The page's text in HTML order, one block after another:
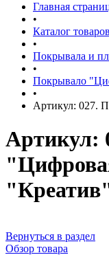
Главная
•
Каталог товаров
•
Покрывала и
•
Покрывало
•
Артикул: 027.
Артикул:
Вернуться в раздел
Обзор товара